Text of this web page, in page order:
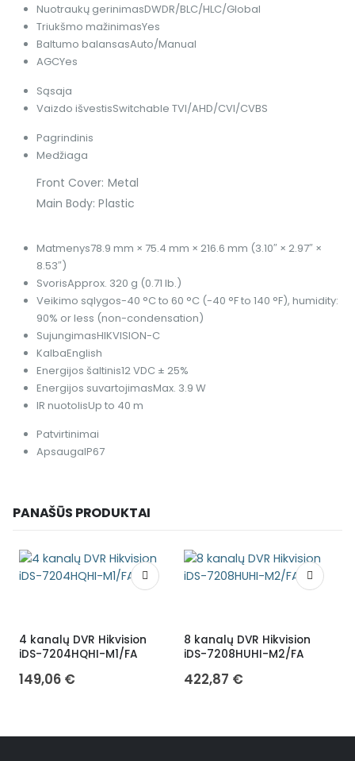
Nuotraukų gerinimasDWDR/BLC/HLC/Global
Triukšmo mažinimasYes
Baltumo balansasAuto/Manual
AGCYes
Sąsaja
Vaizdo išvestisSwitchable TVI/AHD/CVI/CVBS
Pagrindinis
Medžiaga
Front Cover: Metal
Main Body: Plastic
Matmenys78.9 mm × 75.4 mm × 216.6 mm (3.10″ × 2.97″ ×
8.53″)
SvorisApprox. 320 g (0.71 lb.)
Veikimo sąlygos-40 °C to 60 °C (-40 °F to 140 °F), humidity:
90% or less (non-condensation)
SujungimasHIKVISION-C
KalbaEnglish
Energijos šaltinis12 VDC ± 25%
Energijos suvartojimasMax. 3.9 W
IR nuotolisUp to 40 m
Patvirtinimai
ApsaugaIP67
PANAŠŪS PRODUKTAI
4 kanalų DVR Hikvision
iDS-7204HQHI-M1/FA
149,06 €
8 kanalų DVR Hikvision
iDS-7208HUHI-M2/FA
422,87 €